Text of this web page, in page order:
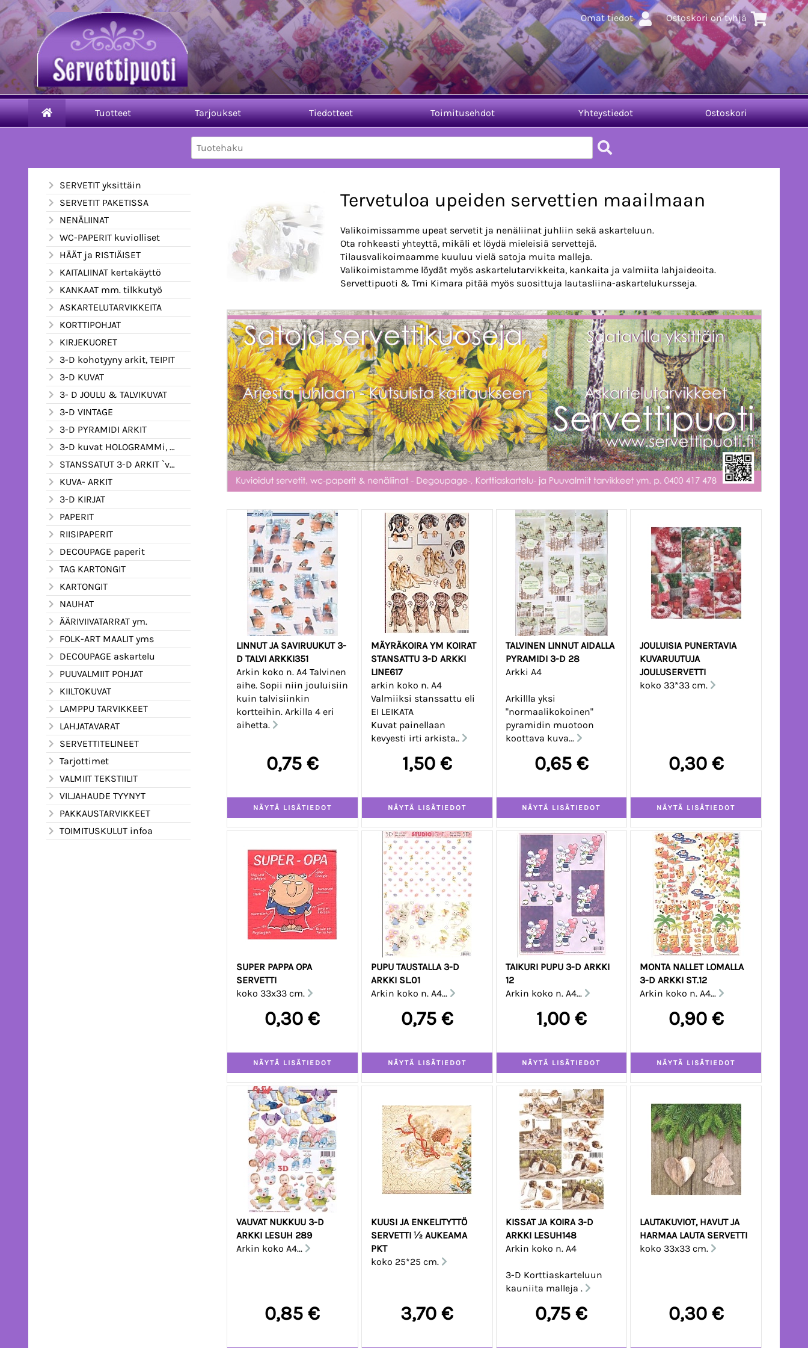
Omat tiedot Ostoskori on tyhjä
Tuotteet Tarjoukset Tiedotteet Toimitusehdot Yhteystiedot Ostoskori
SERVETIT yksittäin
SERVETIT PAKETISSA
NENÄLIINAT
WC-PAPERIT kuviolliset
HÄÄT ja RISTIÄISET
KAITALIINAT kertakäyttö
KANKAAT mm. tilkkutyö
ASKARTELUTARVIKKEITA
KORTTIPOHJAT
KIRJEKUORET
3-D kohotyyny arkit, TEIPIT
3-D KUVAT
3- D JOULU & TALVIKUVAT
3-D VINTAGE
3-D PYRAMIDI ARKIT
3-D kuvat HOLOGRAMMi, kimalle ym.
STANSSATUT 3-D ARKIT `valmiiksi leikatut
KUVA- ARKIT
3-D KIRJAT
PAPERIT
RIISIPAPERIT
DECOUPAGE paperit
TAG KARTONGIT
KARTONGIT
NAUHAT
ÄÄRIVIIVATARRAT ym.
FOLK-ART MAALIT yms
DECOUPAGE askartelu
PUUVALMIIT POHJAT
KIILTOKUVAT
LAMPPU TARVIKKEET
LAHJATAVARAT
SERVETTITELINEET
Tarjottimet
VALMIIT TEKSTIILIT
VILJAHAUDE TYYNYT
PAKKAUSTARVIKKEET
TOIMITUSKULUT infoa
Tervetuloa upeiden servettien maailmaan
Valikoimissamme upeat servetit ja nenäliinat juhliin sekä askarteluun.
Ota rohkeasti yhteyttä, mikäli et löydä mieleisiä servettejä.
Tilausvalikoimaamme kuuluu vielä satoja muita malleja.
Valikoimistamme löydät myös askartelutarvikkeita, kankaita ja valmiita lahjaideoita.
Servettipuoti & Tmi Kimara pitää myös suosittuja lautasliina-askartelukursseja.
LINNUT JA SAVIRUUKUT 3-
D TALVI ARKKI351
Arkin koko n. A4 Talvinen
aihe. Sopii niin jouluisiin
kuin talvisiinkin
kortteihin. Arkilla 4 eri
aihetta.
0,75 €
MÄYRÄKOIRA YM KOIRAT
STANSATTU 3-D ARKKI
LINE617
arkin koko n. A4
Valmiiksi stanssattu eli
EI LEIKATA
Kuvat painellaan
kevyesti irti arkista..
1,50 €
TALVINEN LINNUT AIDALLA
PYRAMIDI 3-D 28
Arkki A4
Arkillla yksi
"normaalikokoinen"
pyramidin muotoon
koottava kuva...
0,65 €
JOULUISIA PUNERTAVIA
KUVARUUTUJA
JOULUSERVETTI
koko 33*33 cm.
0,30 €
SUPER PAPPA OPA
SERVETTI
koko 33x33 cm.
0,30 €
PUPU TAUSTALLA 3-D
ARKKI SL.01
Arkin koko n. A4...
0,75 €
TAIKURI PUPU 3-D ARKKI
12
Arkin koko n. A4...
1,00 €
MONTA NALLET LOMALLA
3-D ARKKI ST.12
Arkin koko n. A4...
0,90 €
VAUVAT NUKKUU 3-D
ARKKI LESUH 289
Arkin koko A4...
0,85 €
KUUSI JA ENKELITYTTÖ
SERVETTI ½ AUKEAMA
PKT
koko 25*25 cm.
3,70 €
KISSAT JA KOIRA 3-D
ARKKI LESUH148
Arkin koko n. A4
3-D Korttiaskarteluun
kauniita malleja .
0,75 €
LAUTAKUVIOT, HAVUT JA
HARMAA LAUTA SERVETTI
koko 33x33 cm.
0,30 €